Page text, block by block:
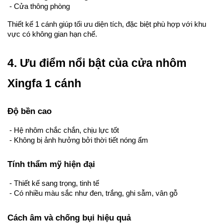
- Cửa thông phòng
Thiết kế 1 cánh giúp tối ưu diện tích, đặc biệt phù hợp với khu
vực có không gian hạn chế.
4. Ưu điểm nổi bật của cửa nhôm
Xingfa 1 cánh
Độ bền cao
- Hệ nhôm chắc chắn, chịu lực tốt
- Không bị ảnh hưởng bởi thời tiết nóng ẩm
Tính thẩm mỹ hiện đại
- Thiết kế sang trọng, tinh tế
- Có nhiều màu sắc như đen, trắng, ghi sẫm, vân gỗ
Cách âm và chống bụi hiệu quả